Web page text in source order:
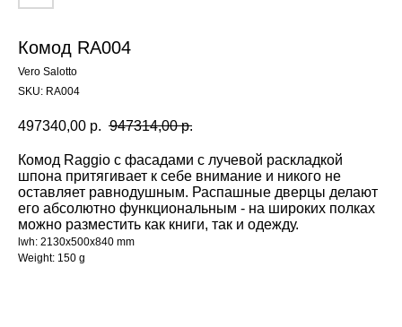
Комод RA004
Vero Salotto
SKU: RA004
497340,00 р. 947314,00 р.
Комод Raggio с фасадами с лучевой раскладкой
шпона притягивает к себе внимание и никого не
оставляет равнодушным. Распашные дверцы делают
его абсолютно функциональным - на широких полках
можно разместить как книги, так и одежду.
lwh: 2130x500x840 mm
Weight: 150 g